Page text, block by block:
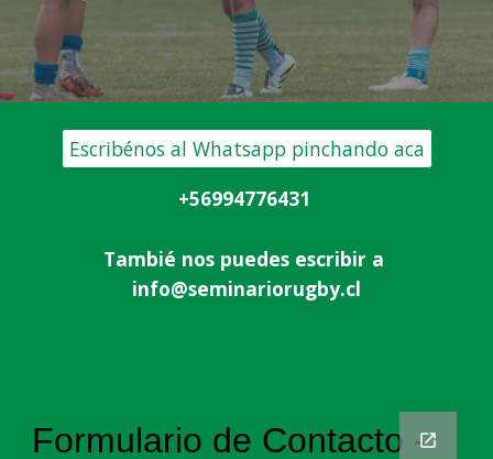
Escribénos al Whatsapp pinchando aca
+56994776431
Tambié nos puedes escribir a
info@seminariorugby.cl